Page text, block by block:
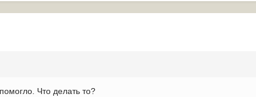
Что делать то?